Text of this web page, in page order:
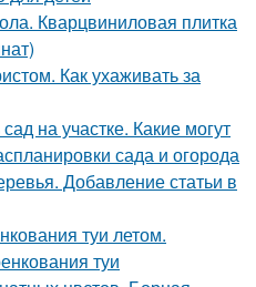
Кварцвиниловая плитка
Как ухаживать за
на участке. Какие могут
сада и огорода
Добавление статьи в
туи летом.
туи